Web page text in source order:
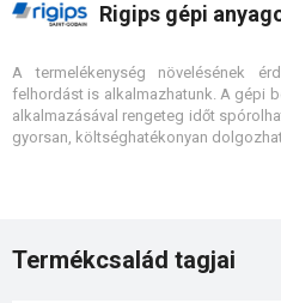
Rigips gépi
A termelékenység növelésének
felhordást is alkalmazhatunk. A gépi
alkalmazásával rengeteg időt
gyorsan, költséghatékonyan
Termékcsalád tagjai